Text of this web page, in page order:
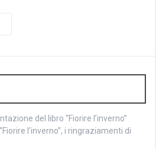
del libro “Fiorire l’inverno”
l’inverno”, i ringraziamenti di